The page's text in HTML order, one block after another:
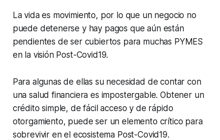
La vida es movimiento, por lo que un negocio no
puede detenerse y hay pagos que aún están
pendientes de ser cubiertos para muchas PYMES
en la visión Post-Covid19.
Para algunas de ellas su necesidad de contar con
una salud financiera es impostergable. Obtener un
crédito simple, de fácil acceso y de rápido
otorgamiento, puede ser un elemento crítico para
sobrevivir en el ecosistema Post-Covid19.